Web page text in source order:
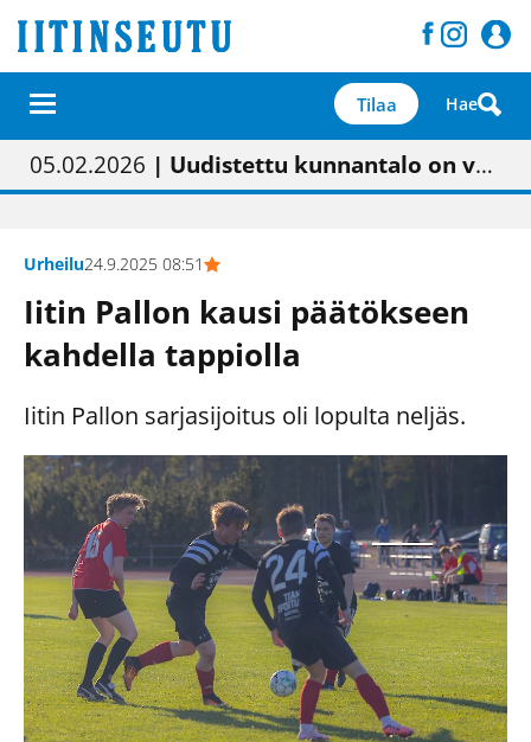
Tilaa Hae
01.02.2026 | Painon vaihtumisen pitäisi näkyä hieman parempana painojäljen laatuna lehdessä
05.02.2026 | Uudistettu kunnantalo on valoisa
23.04.2026 | “Olemme käynnistämässä uudelleen keskustavisiotyön”
09.05.2026| "Maalla on totuttu elämään omavaraisemmin kuin kaupungissa"
Urheilu24.9.2025 08:51
Iitin Pallon kausi päätökseen
kahdella tappiolla
Iitin Pallon sarjasijoitus oli lopulta neljäs.